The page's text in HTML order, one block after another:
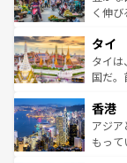
照して
まで
リティ
覧を参
く伸
急速な
ーチミ
醸し出
とつ。
ひ現
が旅行
タイ
タイは
国だ。
の活気
帯で
いビー
香港
アジ
もって